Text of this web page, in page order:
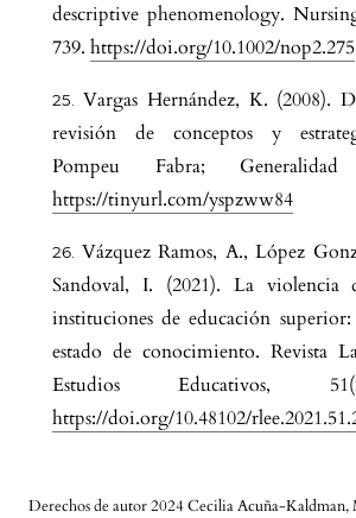
Derechos de autor 2024 Cecilia Acuña-
descriptive phenomenology.
739. https://doi.org/10.1002/nop2.275
Vargas Hernández, K. (2008).
revisión de conceptos y
Pompeu Fabra;
https://tinyurl.com/yspzww84
Vázquez Ramos, A., López
Sandoval, I. (2021). La violencia
instituciones de educación
estado de conocimiento. Revista
Estudios Educativos,
https://doi.org/10.48102/